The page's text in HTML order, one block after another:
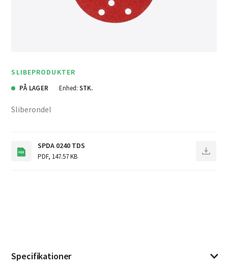
SLIBEPRODUKTER
PÅ LAGER Enhed: STK.
Sliberondel
SPDA 0240 TDS
PDF, 147.57 KB
Specifikationer